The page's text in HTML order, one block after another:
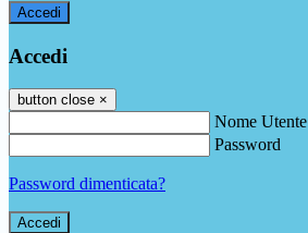
Accedi
Accedi
button close ×
Nome Utente
Password
Password dimenticata?